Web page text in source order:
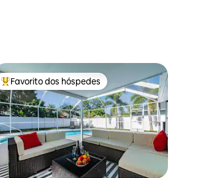
Favoritos dos hóspedes mais apreciados
Favorito dos hóspedes